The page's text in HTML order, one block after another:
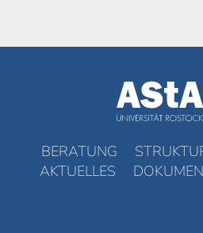
BERATUNG
AKTUELLES